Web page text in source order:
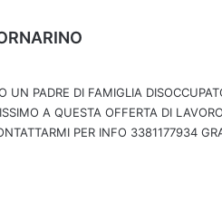
e
t
t
UN PADRE DI FAMIGLIA
A QUESTA OFFERTA DI
PER INFO 3381177934